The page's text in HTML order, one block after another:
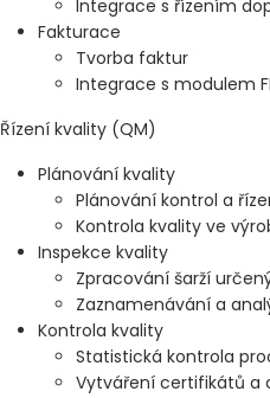
Integrace s řízením
Fakturace
Tvorba faktur
Integrace s modulem FI
Řízení kvality (QM)
Plánování kvality
Plánování kontrol a
Kontrola kvality ve
Inspekce kvality
Zpracování šarží
Zaznamenávání a
Kontrola kvality
Statistická kontrola
Vytváření certifikátů a